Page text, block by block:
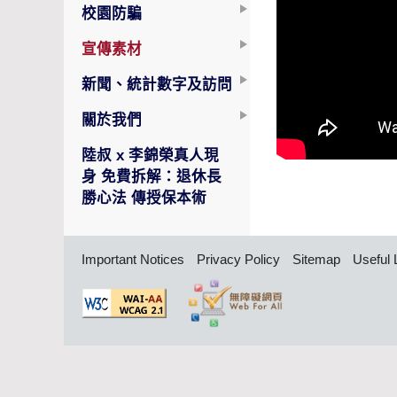
校園防騙
宣傳素材
新聞、統計數字及訪問
關於我們
陸叔 x 李錦榮真人現
身 免費拆解：退休長
勝心法 傳授保本術
Important Notices Privacy Policy Sitemap Useful